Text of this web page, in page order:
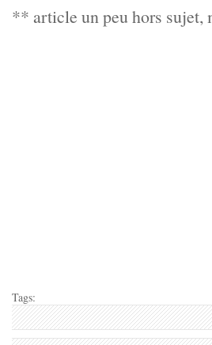
** article un peu hors
Tags: